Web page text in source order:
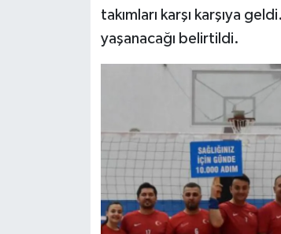
takımları karşı karşıya
yaşanacağı belirtildi.